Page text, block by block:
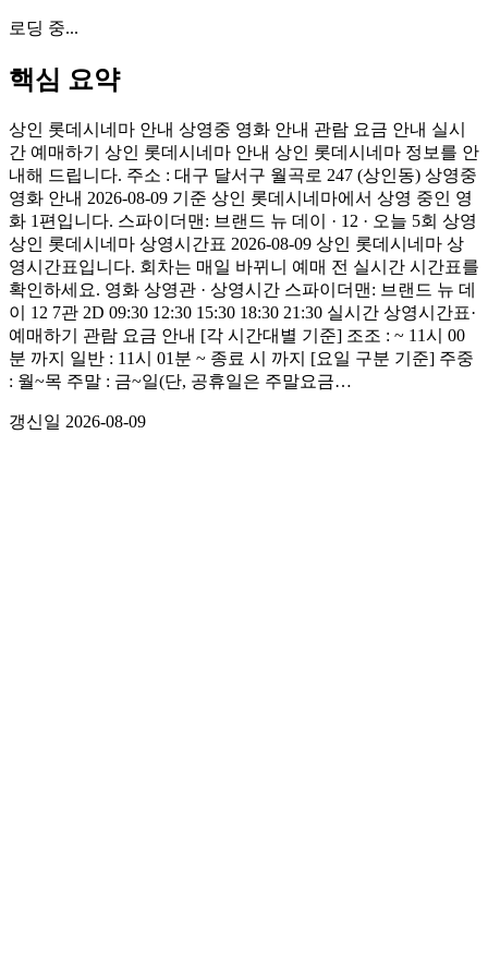
로딩 중...
핵심 요약
상인 롯데시네마 안내 상영중 영화 안내 관람 요금 안내 실시
간 예매하기 상인 롯데시네마 안내 상인 롯데시네마 정보를 안
내해 드립니다. 주소 : 대구 달서구 월곡로 247 (상인동) 상영중
영화 안내 2026-08-09 기준 상인 롯데시네마에서 상영 중인 영
화 1편입니다. 스파이더맨: 브랜드 뉴 데이 · 12 · 오늘 5회 상영
상인 롯데시네마 상영시간표 2026-08-09 상인 롯데시네마 상
영시간표입니다. 회차는 매일 바뀌니 예매 전 실시간 시간표를
확인하세요. 영화 상영관 · 상영시간 스파이더맨: 브랜드 뉴 데
이 12 7관 2D 09:30 12:30 15:30 18:30 21:30 실시간 상영시간표·
예매하기 관람 요금 안내 [각 시간대별 기준] 조조 : ~ 11시 00
분 까지 일반 : 11시 01분 ~ 종료 시 까지 [요일 구분 기준] 주중
: 월~목 주말 : 금~일(단, 공휴일은 주말요금…
갱신일 2026-08-09